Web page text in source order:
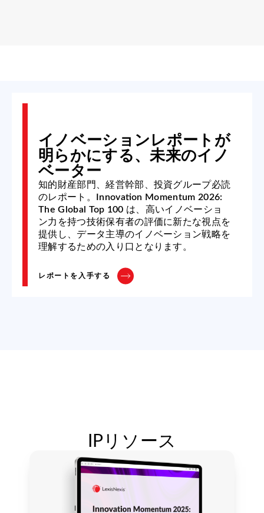
イノベーションレポートが
明らかにする、未来のイノ
ベーター
知的財産部門、経営幹部、投資グループ必読
のレポート。 Innovation Momentum 2026:
The Global Top 100 は、高いイノベーショ
ン力を持つ技術保有者の評価に新たな視点を
提供し、データ主導のイノベーション戦略を
理解するための入り口となります。
レポートを入手する
IPリソース